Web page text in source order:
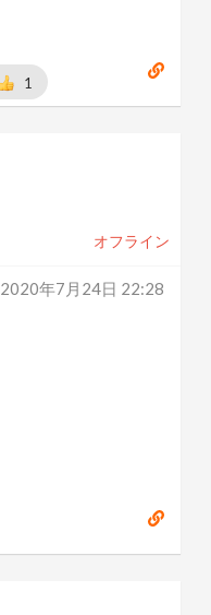
1
オフライン
2020年7月24日 22:28